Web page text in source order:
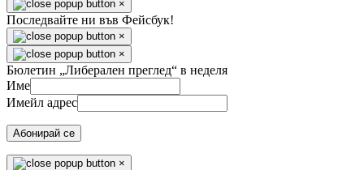
×
Последвайте ни във Фейсбук!
×
×
Бюлетин „Либерален преглед“ в неделя
Име
Имейл адрес
Абонирай се
×